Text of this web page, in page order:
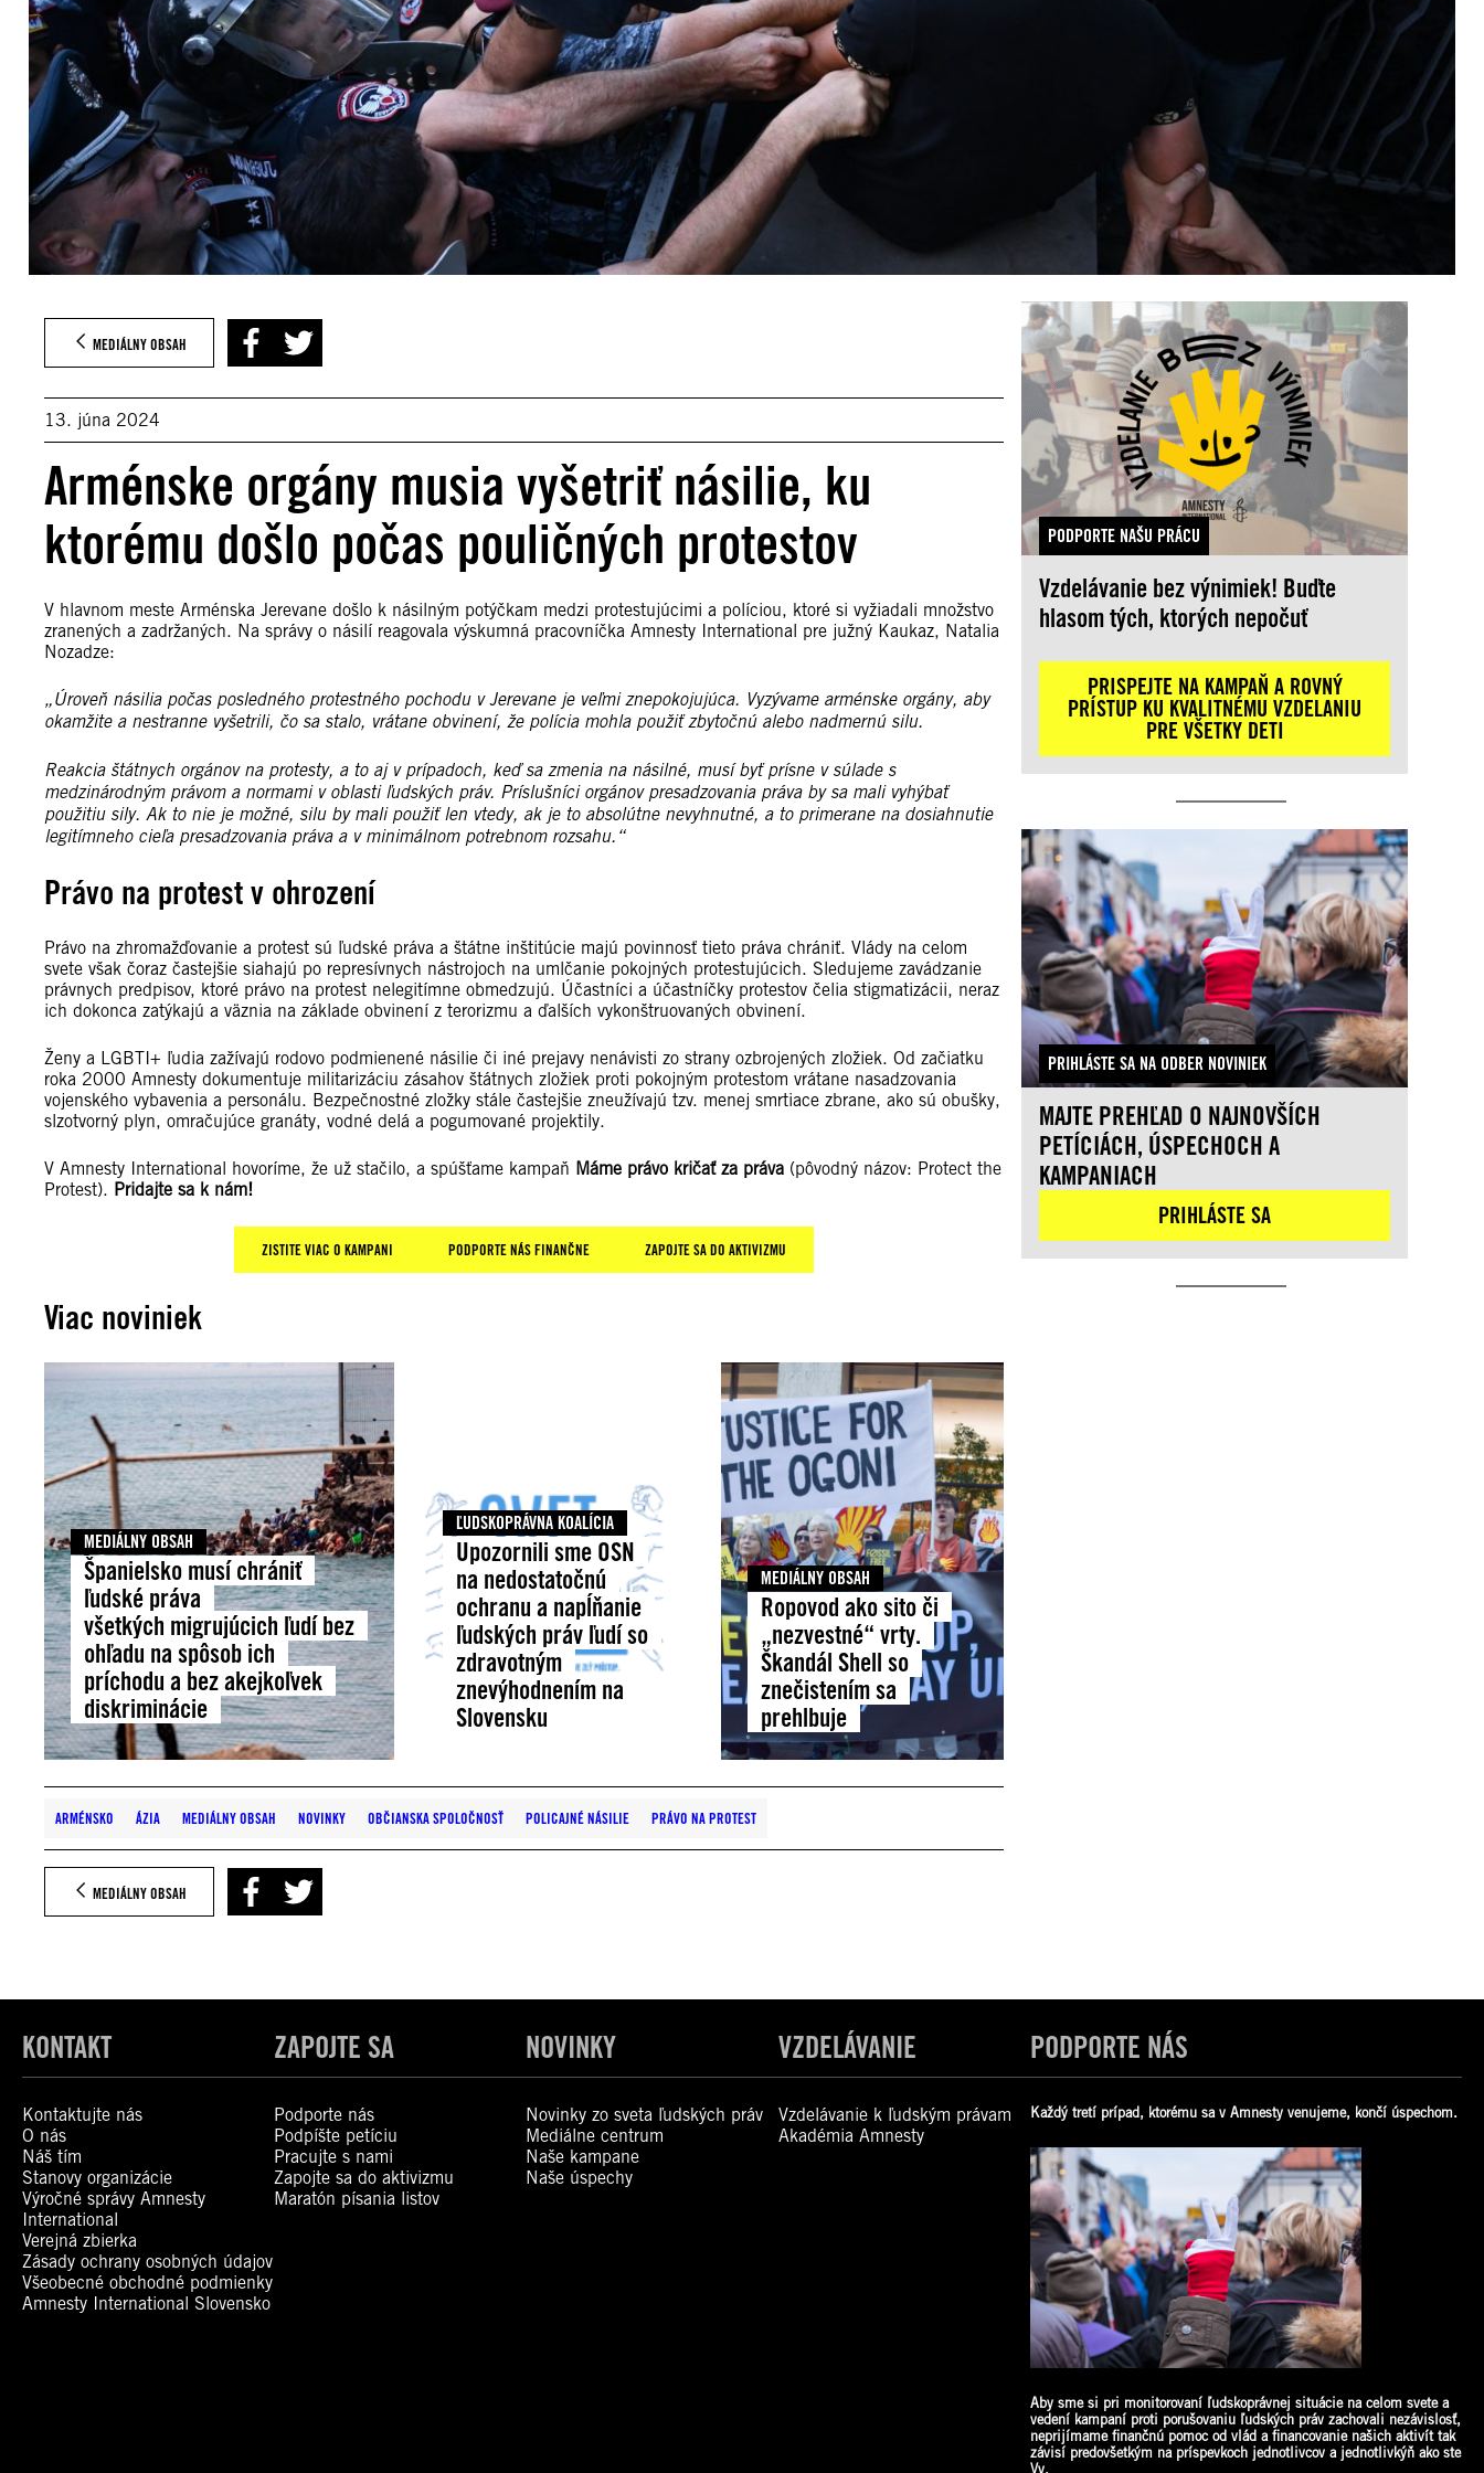
MEDIÁLNY OBSAH
13. júna 2024
Arménske orgány musia vyšetriť násilie, ku
ktorému došlo počas pouličných protestov
V hlavnom meste Arménska Jerevane došlo k násilným potýčkam medzi protestujúcimi a políciou, ktoré si vyžiadali množstvo
zranených a zadržaných. Na správy o násilí reagovala výskumná pracovníčka Amnesty International pre južný Kaukaz, Natalia
Nozadze:
„Úroveň násilia počas posledného protestného pochodu v Jerevane je veľmi znepokojujúca. Vyzývame arménske orgány, aby
okamžite a nestranne vyšetrili, čo sa stalo, vrátane obvinení, že polícia mohla použiť zbytočnú alebo nadmernú silu.
Reakcia štátnych orgánov na protesty, a to aj v prípadoch, keď sa zmenia na násilné, musí byť prísne v súlade s
medzinárodným právom a normami v oblasti ľudských práv. Príslušníci orgánov presadzovania práva by sa mali vyhýbať
použitiu sily. Ak to nie je možné, silu by mali použiť len vtedy, ak je to absolútne nevyhnutné, a to primerane na dosiahnutie
legitímneho cieľa presadzovania práva a v minimálnom potrebnom rozsahu.“
Právo na protest v ohrození
Právo na zhromažďovanie a protest sú ľudské práva a štátne inštitúcie majú povinnosť tieto práva chrániť. Vlády na celom
svete však čoraz častejšie siahajú po represívnych nástrojoch na umlčanie pokojných protestujúcich. Sledujeme zavádzanie
právnych predpisov, ktoré právo na protest nelegitímne obmedzujú. Účastníci a účastníčky protestov čelia stigmatizácii, neraz
ich dokonca zatýkajú a väznia na základe obvinení z terorizmu a ďalších vykonštruovaných obvinení.
Ženy a LGBTI+ ľudia zažívajú rodovo podmienené násilie či iné prejavy nenávisti zo strany ozbrojených zložiek. Od začiatku
roka 2000 Amnesty dokumentuje militarizáciu zásahov štátnych zložiek proti pokojným protestom vrátane nasadzovania
vojenského vybavenia a personálu. Bezpečnostné zložky stále častejšie zneužívajú tzv. menej smrtiace zbrane, ako sú obušky,
slzotvorný plyn, omračujúce granáty, vodné delá a pogumované projektily.
V Amnesty International hovoríme, že už stačilo, a spúšťame kampaň Máme právo kričať za práva (pôvodný názov: Protect the
Protest). Pridajte sa k nám!
ZISTITE VIAC O KAMPANI PODPORTE NÁS FINANČNE ZAPOJTE SA DO AKTIVIZMU
Viac noviniek
MEDIÁLNY OBSAH
Španielsko musí chrániť
ľudské práva
všetkých migrujúcich ľudí bez
ohľadu na spôsob ich
príchodu a bez akejkoľvek
diskriminácie
ĽUDSKOPRÁVNA KOALÍCIA
Upozornili sme OSN
na nedostatočnú
ochranu a napĺňanie
ľudských práv ľudí so
zdravotným
znevýhodnením na
Slovensku
MEDIÁLNY OBSAH
Ropovod ako sito či
„nezvestné“ vrty.
Škandál Shell so
znečistením sa
prehlbuje
ARMÉNSKO ÁZIA MEDIÁLNY OBSAH NOVINKY OBČIANSKA SPOLOČNOSŤ POLICAJNÉ NÁSILIE PRÁVO NA PROTEST
MEDIÁLNY OBSAH
PODPORTE NAŠU PRÁCU
Vzdelávanie bez výnimiek! Buďte
hlasom tých, ktorých nepočuť
PRISPEJTE NA KAMPAŇ A ROVNÝ
PRÍSTUP KU KVALITNÉMU VZDELANIU
PRE VŠETKY DETI
PRIHLÁSTE SA NA ODBER NOVINIEK
MAJTE PREHĽAD O NAJNOVŠÍCH
PETÍCIÁCH, ÚSPECHOCH A
KAMPANIACH
PRIHLÁSTE SA
KONTAKT
Kontaktujte nás
O nás
Náš tím
Stanovy organizácie
Výročné správy Amnesty
International
Verejná zbierka
Zásady ochrany osobných údajov
Všeobecné obchodné podmienky
Amnesty International Slovensko
ZAPOJTE SA
Podporte nás
Podpíšte petíciu
Pracujte s nami
Zapojte sa do aktivizmu
Maratón písania listov
NOVINKY
Novinky zo sveta ľudských práv
Mediálne centrum
Naše kampane
Naše úspechy
VZDELÁVANIE
Vzdelávanie k ľudským právam
Akadémia Amnesty
PODPORTE NÁS
Každý tretí prípad, ktorému sa v Amnesty venujeme, končí úspechom.
Aby sme si pri monitorovaní ľudskoprávnej situácie na celom svete a
vedení kampaní proti porušovaniu ľudských práv zachovali nezávislosť,
neprijímame finančnú pomoc od vlád a financovanie našich aktivít tak
závisí predovšetkým na príspevkoch jednotlivcov a jednotlivkýň ako ste
Vy.